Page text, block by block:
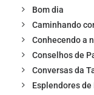
Bom dia
Caminhando
Conhecendo a
Conselhos de
Conversas da
Esplendores de